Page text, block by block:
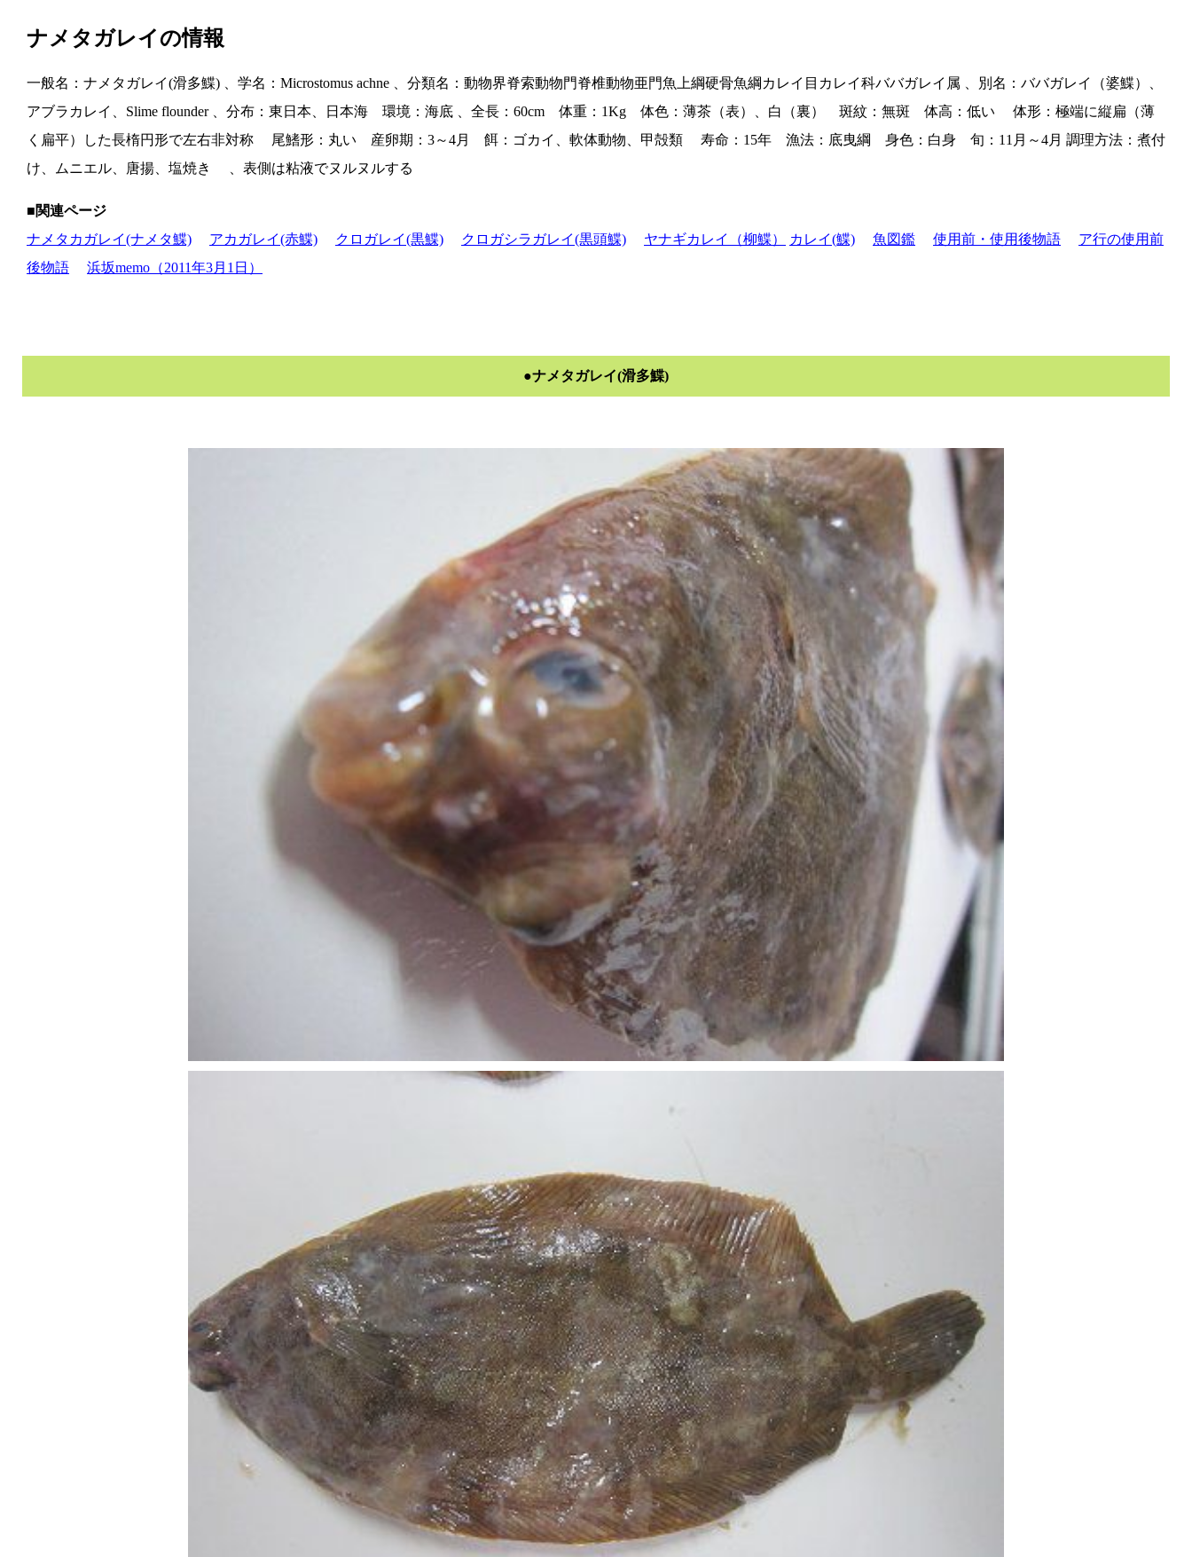
ナメタガレイの情報
一般名：ナメタガレイ(滑多鰈) 、学名：Microstomus achne 、分類名：動物界脊索動物門脊椎動物亜門魚上綱硬骨魚綱カレイ目カレイ科ババガレイ属 、別名：ババガレイ（婆鰈）、
アブラカレイ、Slime flounder 、分布：東日本、日本海 環境：海底 、全長：60cm 体重：1Kg 体色：薄茶（表）、白（裏） 斑紋：無斑 体高：低い 体形：極端に縦扁（薄
く扁平）した長楕円形で左右非対称 尾鰭形：丸い 産卵期：3～4月 餌：ゴカイ、軟体動物、甲殻類 寿命：15年 漁法：底曳綱 身色：白身 旬：11月～4月 調理方法：煮付
け、ムニエル、唐揚、塩焼き 、表側は粘液でヌルヌルする
■関連ページ
ナメタカガレイ(ナメタ鰈)
アカガレイ(赤鰈) クロガレイ(黒鰈) クロガシラガレイ(黒頭鰈) ヤナギカレイ（柳鰈） カレイ(鰈) 魚図鑑 使用前・使用後物語
ア行の使用前
後物語
浜坂memo（2011年3月1日）
●ナメタガレイ(滑多鰈)